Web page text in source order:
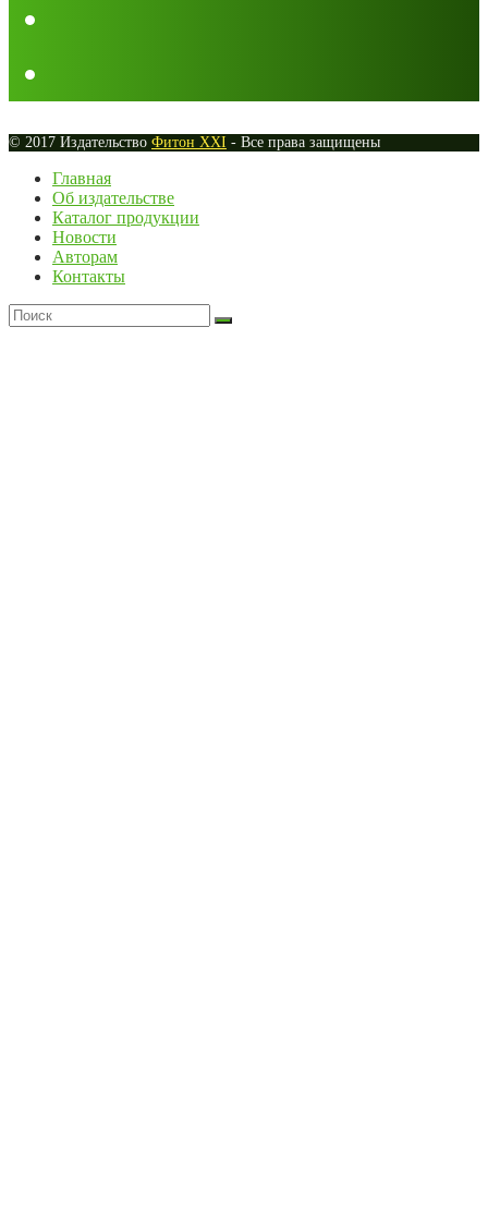
© 2017 Издательство Фитон XXI - Все права защищены
Главная
Об издательстве
Каталог продукции
Новости
Авторам
Контакты